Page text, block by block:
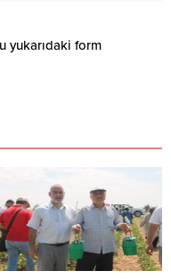
yukarıdaki form